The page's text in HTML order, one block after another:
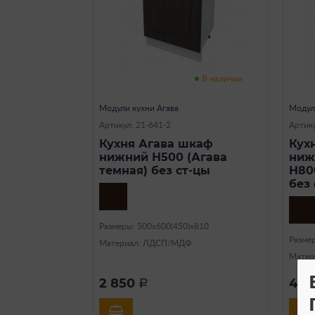
В наличии
Модули кухни Агава
Артикул: 21-641-2
Кухня Агава шкаф
нижний Н500 (Агава
темная) без ст-цы
Размеры: 500х600(450)х810
Материал: ЛДСП/МДФ
2 850 a
без
4